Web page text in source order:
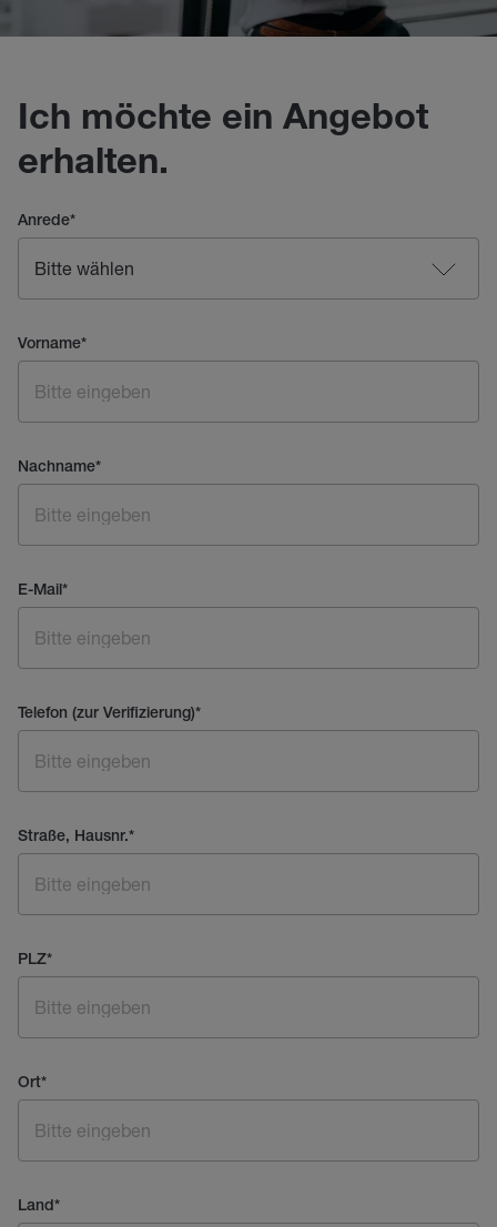
Ich möchte ein Angebot
erhalten.
Anrede*
Vorname*
Nachname*
E-Mail*
Telefon (zur Verifizierung)*
Straße, Hausnr.*
PLZ*
Ort*
Land*